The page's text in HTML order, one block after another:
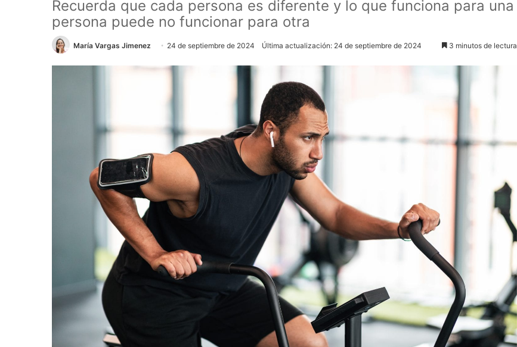
Recuerda que cada persona es diferente y lo que funciona para una
persona puede no funcionar para otra
María Vargas Jimenez 24 de septiembre de 2024 Última actualización: 24 de septiembre de 2024 3 minutos de lectura